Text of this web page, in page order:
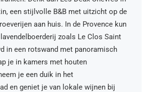
een stijlvolle B&B met uitzicht op de
aan huis. In de Provence kun
zoals Le Clos Saint
in een rotswand met panoramisch
je in kamers met houten
je een duik in het
en geniet je van lokale wijnen bij